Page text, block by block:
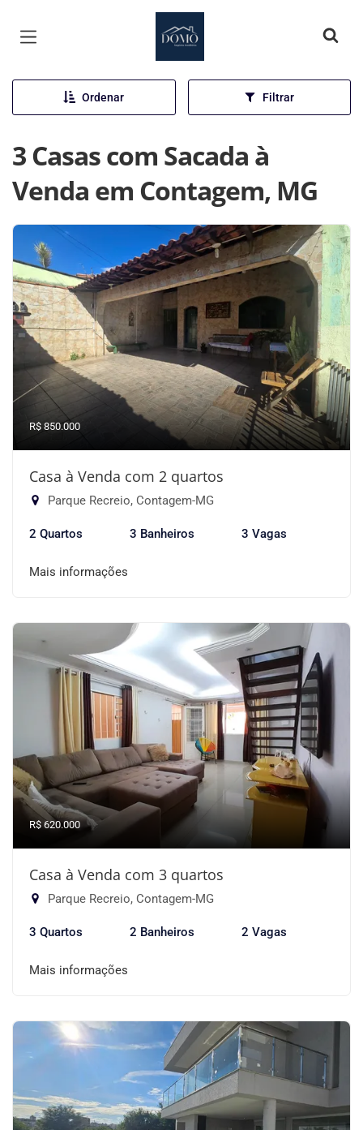
Página inicial
Ordenar Filtrar
3 Casas com Sacada à
Venda em Contagem, MG
R$ 850.000
Casa à Venda com 2 quartos
Parque Recreio, Contagem-MG
2 Quartos 3 Banheiros 3 Vagas
Mais informações
R$ 620.000
Casa à Venda com 3 quartos
Parque Recreio, Contagem-MG
3 Quartos 2 Banheiros 2 Vagas
Mais informações